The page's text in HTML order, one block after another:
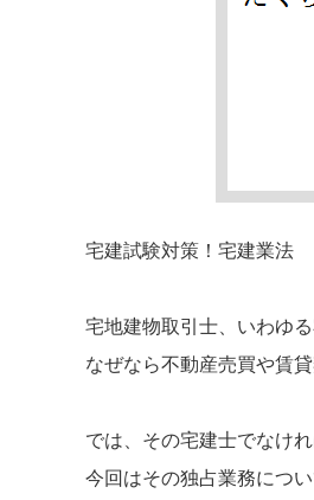
宅建試験対策！宅建業法
宅地建物取引士、いわゆ
なぜなら不動産売買や賃
では、その宅建士でなけ
今回はその独占業務につ